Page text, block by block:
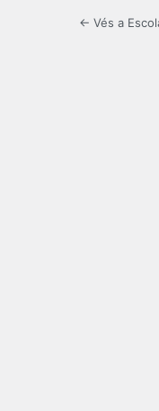
← Vés a